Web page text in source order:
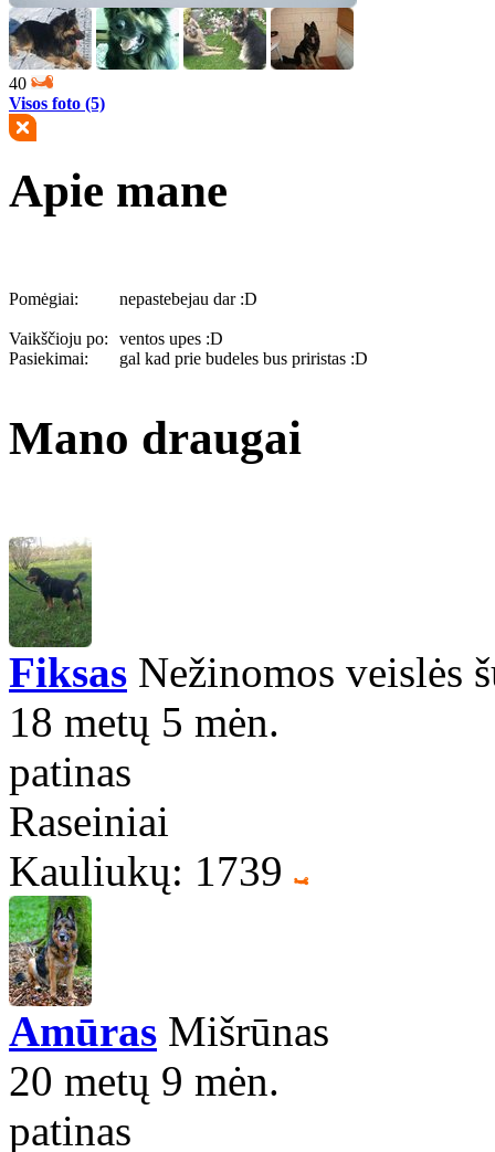
40
Visos foto (5)
Apie mane
Pomėgiai: nepastebejau dar :D
Vaikščioju po:
ventos upes :D
Pasiekimai:
gal kad prie budeles bus priristas :D
Mano draugai
Fiksas Nežinomos veislės
18 metų 5 mėn.
patinas
Raseiniai
Kauliukų: 1739
Amūras Mišrūnas
20 metų 9 mėn.
patinas